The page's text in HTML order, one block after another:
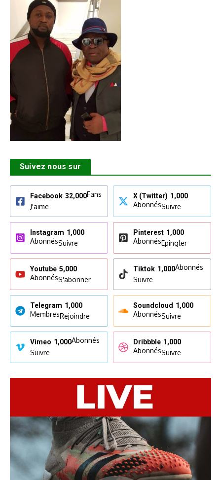
Suivez nous sur
Facebook 32,000Fans
J'aime
X (Twitter) 1,000
AbonnésSuivre
Instagram 1,000
AbonnésSuivre
Pinterest 1,000
AbonnésEpingler
Youtube 5,000
AbonnésS'abonner
Tiktok 1,000Abonnés
Suivre
Telegram 1,000
MembresRejoindre
Soundcloud 1,000
AbonnésSuivre
Vimeo 1,000Abonnés
Suivre
Dribbble 1,000
AbonnésSuivre